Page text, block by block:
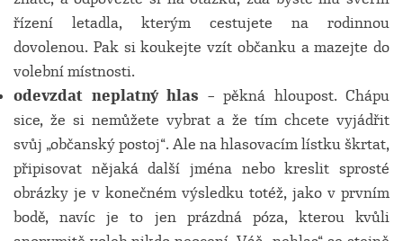
řízení letadla, kterým cestujete na rodinnou
dovolenou. Pak si koukejte vzít občanku a mazejte do
volební místnosti.
odevzdat neplatný hlas – pěkná hloupost. Chápu
sice, že si nemůžete vybrat a že tím chcete vyjádřit
svůj „občanský postoj“. Ale na hlasovacím lístku škrtat,
připisovat nějaká další jména nebo kreslit sprosté
obrázky je v konečném výsledku totéž, jako v prvním
bodě, navíc je to jen prázdná póza, kterou kvůli